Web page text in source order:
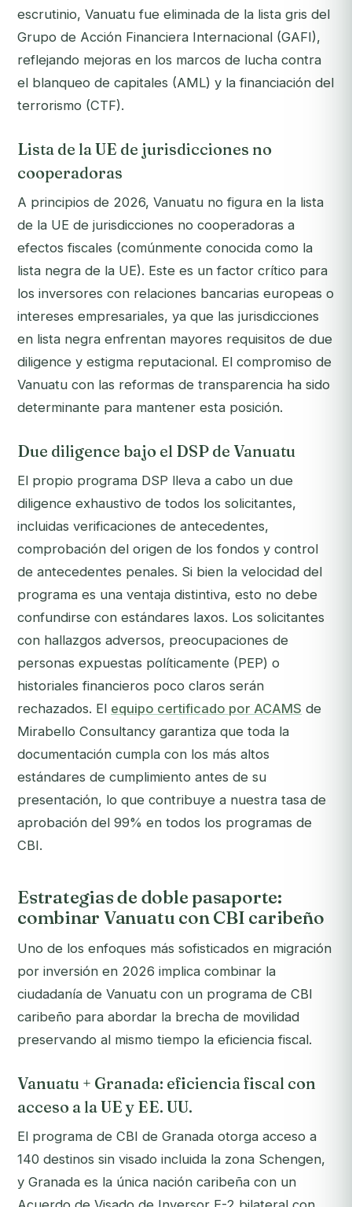
escrutinio, Vanuatu fue eliminada de la lista gris del
Grupo de Acción Financiera Internacional (GAFI),
reflejando mejoras en los marcos de lucha contra
el blanqueo de capitales (AML) y la financiación del
terrorismo (CTF).
Lista de la UE de jurisdicciones no
cooperadoras
A principios de 2026, Vanuatu no figura en la lista
de la UE de jurisdicciones no cooperadoras a
efectos fiscales (comúnmente conocida como la
lista negra de la UE). Este es un factor crítico para
los inversores con relaciones bancarias europeas o
intereses empresariales, ya que las jurisdicciones
en lista negra enfrentan mayores requisitos de due
diligence y estigma reputacional. El compromiso de
Vanuatu con las reformas de transparencia ha sido
determinante para mantener esta posición.
Due diligence bajo el DSP de Vanuatu
El propio programa DSP lleva a cabo un due
diligence exhaustivo de todos los solicitantes,
incluidas verificaciones de antecedentes,
comprobación del origen de los fondos y control
de antecedentes penales. Si bien la velocidad del
programa es una ventaja distintiva, esto no debe
confundirse con estándares laxos. Los solicitantes
con hallazgos adversos, preocupaciones de
personas expuestas políticamente (PEP) o
historiales financieros poco claros serán
rechazados. El equipo certificado por ACAMS de
Mirabello Consultancy garantiza que toda la
documentación cumpla con los más altos
estándares de cumplimiento antes de su
presentación, lo que contribuye a nuestra tasa de
aprobación del 99% en todos los programas de
CBI.
Estrategias de doble pasaporte:
combinar Vanuatu con CBI caribeño
Uno de los enfoques más sofisticados en migración
por inversión en 2026 implica combinar la
ciudadanía de Vanuatu con un programa de CBI
caribeño para abordar la brecha de movilidad
preservando al mismo tiempo la eficiencia fiscal.
Vanuatu + Granada: eficiencia fiscal con
acceso a la UE y EE. UU.
El programa de CBI de Granada otorga acceso a
140 destinos sin visado incluida la zona Schengen,
y Granada es la única nación caribeña con un